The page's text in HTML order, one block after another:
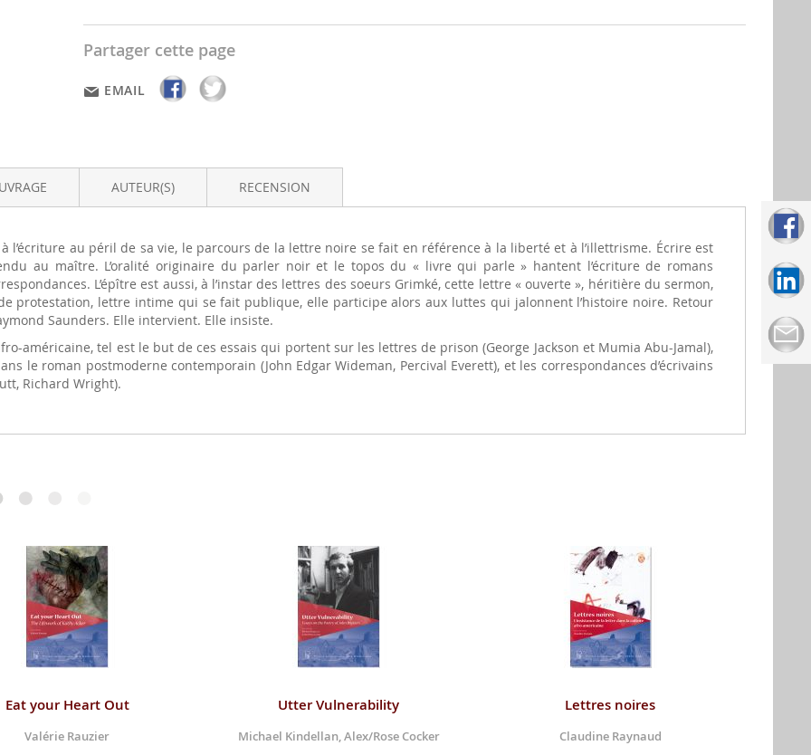
Partager cette page
EMAIL
l’écriture au péril de sa vie, le parcours de la lettre noire se fait en référence à la liberté et à l’illettrisme. Écrire est
au maître. L’oralité originaire du parler noir et le topos du « livre qui parle » hantent l’écriture de romans
L’épître est aussi, à l’instar des lettres des soeurs Grimké, cette lettre « ouverte », héritière du sermon,
protestation, lettre intime qui se fait publique, elle participe alors aux luttes qui jalonnent l’histoire noire. Retour
Saunders. Elle intervient. Elle insiste.
américaine, tel est le but de ces essais qui portent sur les lettres de prison (George Jackson et Mumia Abu-Jamal),
le roman postmoderne contemporain (John Edgar Wideman, Percival Everett), et les correspondances d’écrivains
Richard Wright).
AUTEUR(S) RECENSION
Eat your Heart Out
Valérie Rauzier
Utter Vulnerability
Michael Kindellan, Alex/Rose Cocker
Lettres noires
Claudine Raynaud